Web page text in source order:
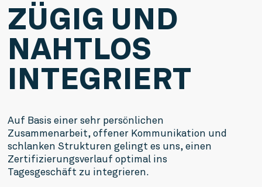
ZÜGIG UND
NAHTLOS
INTEGRIERT
Auf Basis einer sehr persönlichen
Zusammenarbeit, offener Kommunikation und
schlanken Strukturen gelingt es uns, einen
Zertifizierungsverlauf optimal ins
Tagesgeschäft zu integrieren.